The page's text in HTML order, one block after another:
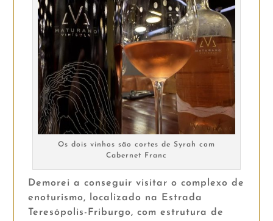
Os dois vinhos são cortes de Syrah com
Cabernet Franc
Demorei a conseguir visitar o complexo de
enoturismo, localizado na Estrada
Teresópolis-Friburgo, com estrutura de